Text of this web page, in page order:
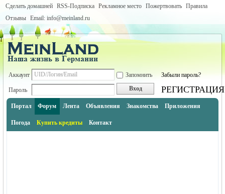
Сделать домашней RSS-Подписка Рекламное место Пожертвовать Правила
Отзывы Email: info@meinland.ru
Аккаунт Запомнить Забыли пароль?
Пароль Вход РЕГИСТРАЦИЯ
Портал Форум Лента Объявления Знакомства Приложения
Погода Купить кредиты Контакт